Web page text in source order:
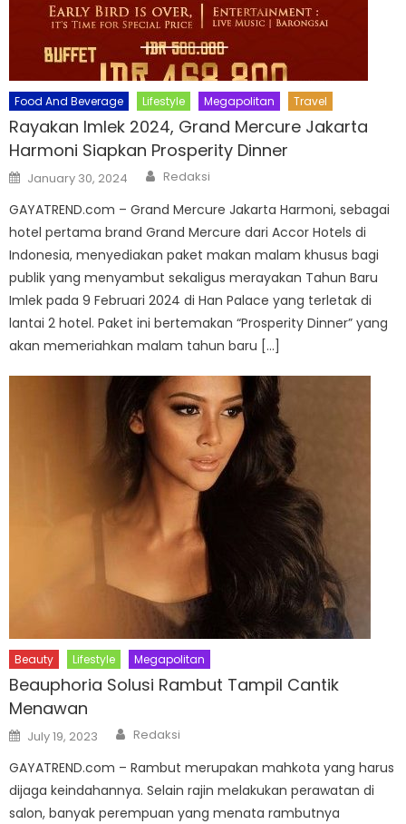
Food And Beverage Lifestyle Megapolitan Travel
Rayakan Imlek 2024, Grand Mercure Jakarta
Harmoni Siapkan Prosperity Dinner
Posted
on
January 30, 2024 Author
Redaksi
GAYATREND.com – Grand Mercure Jakarta Harmoni, sebagai
hotel pertama brand Grand Mercure dari Accor Hotels di
Indonesia, menyediakan paket makan malam khusus bagi
publik yang menyambut sekaligus merayakan Tahun Baru
Imlek pada 9 Februari 2024 di Han Palace yang terletak di
lantai 2 hotel. Paket ini bertemakan “Prosperity Dinner” yang
akan memeriahkan malam tahun baru […]
Beauty Lifestyle Megapolitan
Beauphoria Solusi Rambut Tampil Cantik
Menawan
Posted
on
July 19, 2023 Author
Redaksi
GAYATREND.com – Rambut merupakan mahkota yang harus
dijaga keindahannya. Selain rajin melakukan perawatan di
salon, banyak perempuan yang menata rambutnya